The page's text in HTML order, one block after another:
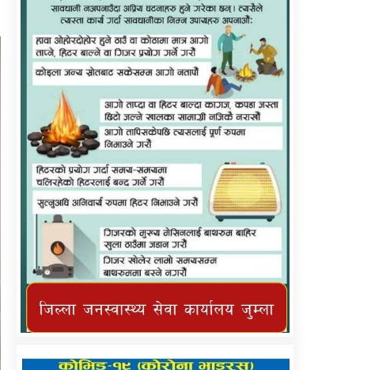
कर्णाली प्राविधि शिक्षालय जुम्लाको सुचना
तातोपानी गाउँपालिका जुम्लाको महिनावारी